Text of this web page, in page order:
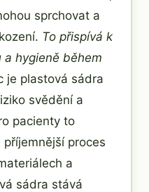
sprchovat a
To přispívá k
hygieně během
je plastová sádra
svědění a
pacienty to
proces
a
sádra stává